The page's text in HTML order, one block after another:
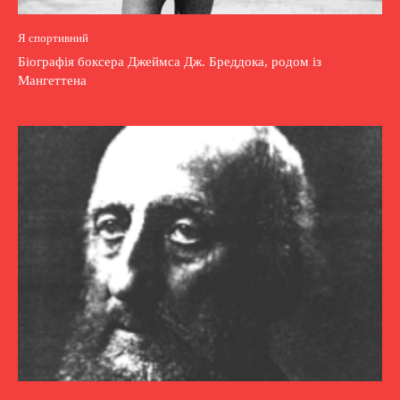
Я спортивний
Біографія боксера Джеймса Дж. Бреддока, родом із
Мангеттена